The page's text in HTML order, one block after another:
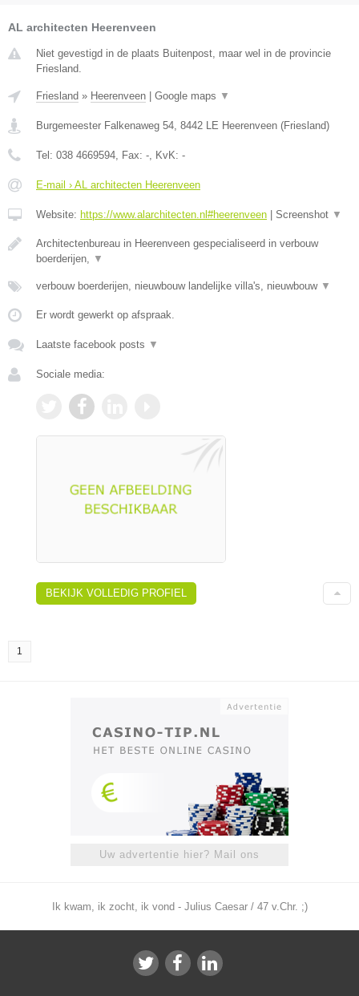
AL architecten Heerenveen
Niet gevestigd in de plaats Buitenpost, maar wel in de provincie
Friesland.
Friesland » Heerenveen Google maps ▼
Burgemeester Falkenaweg 54, 8442 LE Heerenveen (Friesland)
Tel: 038 4669594, Fax: -, KvK: -
E-mail › AL architecten Heerenveen
Website: https://www.alarchitecten.nl#heerenveen Screenshot ▼
Architectenbureau in Heerenveen gespecialiseerd in verbouw
boerderijen, ▼
verbouw boerderijen, nieuwbouw landelijke villa's, nieuwbouw ▼
Er wordt gewerkt op afspraak.
Laatste facebook posts ▼
Sociale media:
BEKIJK VOLLEDIG PROFIEL
1
Uw advertentie hier? Mail ons
Ik kwam, ik zocht, ik vond - Julius Caesar / 47 v.Chr. ;)